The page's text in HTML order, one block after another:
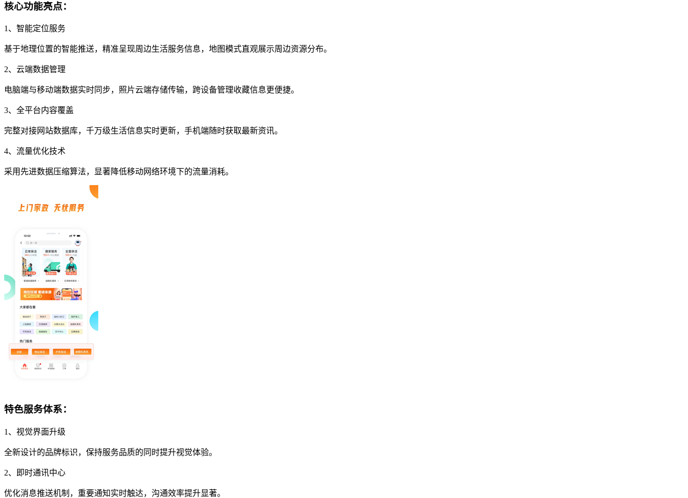
核心功能亮点：
1、智能定位服务
基于地理位置的智能推送，精准呈现周边生活服务信息，地图模式直观展示周边资源分布。
2、云端数据管理
电脑端与移动端数据实时同步，照片云端存储传输，跨设备管理收藏信息更便捷。
3、全平台内容覆盖
完整对接网站数据库，千万级生活信息实时更新，手机端随时获取最新资讯。
4、流量优化技术
采用先进数据压缩算法，显著降低移动网络环境下的流量消耗。
特色服务体系：
1、视觉界面升级
全新设计的品牌标识，保持服务品质的同时提升视觉体验。
2、即时通讯中心
优化消息推送机制，重要通知实时触达，沟通效率提升显著。